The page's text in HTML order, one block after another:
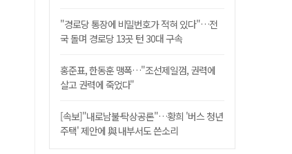
"경로당 통장에 비밀번호가 적혀 있다"…전
국 돌며 경로당 13곳 턴 30대 구속
홍준표, 한동훈 맹폭…"조선제일껌, 권력에
살고 권력에 죽었다"
[속보]"내로남불·탁상공론"…황희 '버스 청년
주택' 제안에 與 내부서도 쓴소리